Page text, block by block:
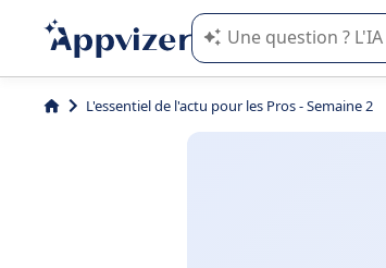
L'IA de Appvizer vous
L'essentiel de l'actu pour les Pros - Semaine 2